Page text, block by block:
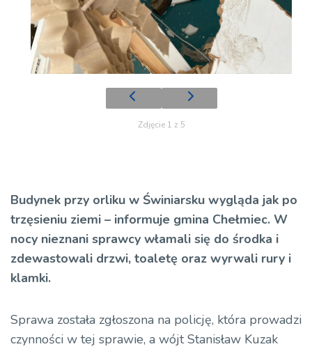
Zdjęcie 1 z 5
Budynek przy orliku w Świniarsku wygląda jak po
trzęsieniu ziemi – informuje gmina Chełmiec. W
nocy nieznani sprawcy włamali się do środka i
zdewastowali drzwi, toaletę oraz wyrwali rury i
klamki.
Sprawa została zgłoszona na policję, która prowadzi
czynności w tej sprawie, a wójt Stanisław Kuzak